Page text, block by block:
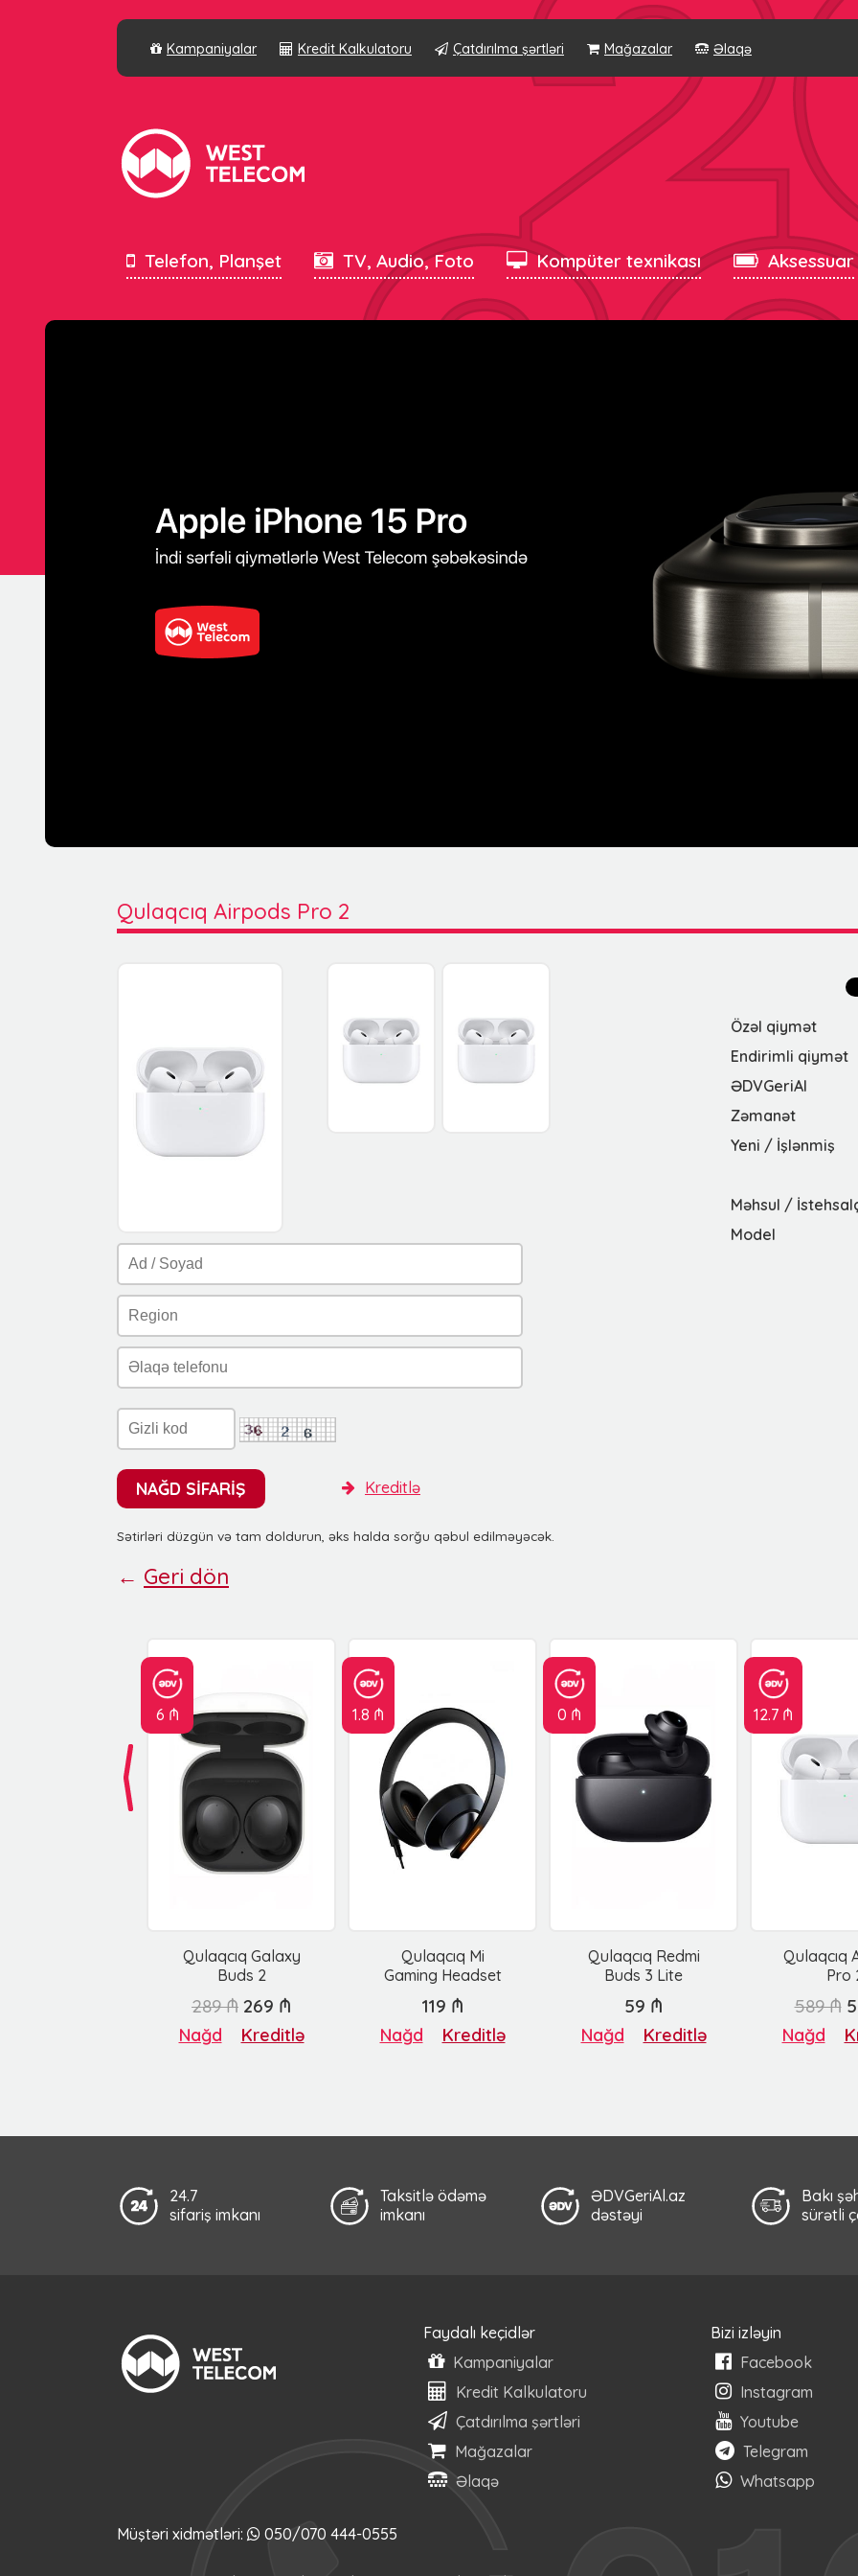
Kampaniyalar Kredit Kalkulatoru Çatdırılma şərtləri Mağazalar Əlaqə
Telefon, Planşet TV, Audio, Foto Kompüter texnikası Aksessuar
Qulaqcıq Airpods Pro 2
NAĞD SİFARİŞ Kreditlə
Sətirləri düzgün və tam doldurun, əks halda sorğu qəbul edilməyəcək.
Özəl qiymət
Endirimli qiymət
ƏDVGeriAl
Zəmanət
Yeni / İşlənmiş
Məhsul /
Model
← Geri dön
6 ₼
Qulaqcıq Galaxy
Buds 2
1.8 ₼
Qulaqcıq Mi
Gaming Headset
0 ₼
Qulaqcıq Redmi
Buds 3 Lite
12.7 ₼
Qulaqcıq
Pro
289 ₼ 269 ₼
Nağd Kreditlə
119 ₼
Nağd Kreditlə
59 ₼
Nağd Kreditlə
589 ₼
Nağd
24.7
sifariş imkanı
Taksitlə ödəmə
imkanı
ƏDVGeriAl.az
dəstəyi
Bakı
sürətli
Faydalı keçidlər
Kampaniyalar
Kredit Kalkulatoru
Çatdırılma şərtləri
Mağazalar
Əlaqə
Bizi izləyin
Facebook
Instagram
Youtube
Telegram
Whatsapp
Müştəri xidmətləri: 050/070 444-0555